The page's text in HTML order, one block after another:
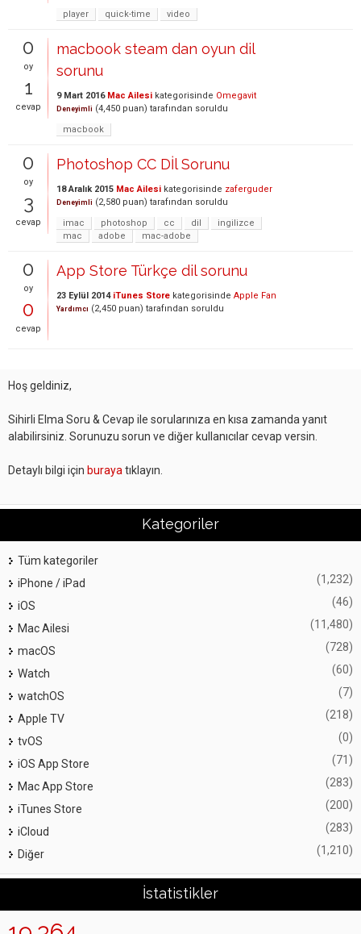
player
quick-time video
0
oy
1
cevap
macbook steam dan oyun dil
sorunu
9 Mart 2016 Mac Ailesi kategorisinde Omegavit
Deneyimli (4,450 puan) tarafından soruldu
macbook
0
oy
3
cevap
Photoshop CC Dİl Sorunu
18 Aralık 2015 Mac Ailesi kategorisinde zaferguder
Deneyimli (2,580 puan) tarafından soruldu
imac
photoshop cc dil
ingilizce
mac
adobe mac-adobe
0
oy
0
cevap
App Store Türkçe dil sorunu
23 Eylül 2014 iTunes Store kategorisinde Apple Fan
Yardımcı (2,450 puan) tarafından soruldu
Hoş geldiniz,
Sihirli Elma Soru & Cevap ile sorularınıza en kısa zamanda yanıt
alabilirsiniz. Sorunuzu sorun ve diğer kullanıcılar cevap versin.
Detaylı bilgi için buraya tıklayın.
Kategoriler
Tüm kategoriler
iPhone / iPad
(1,232)
iOS (46)
Mac Ailesi (11,480)
macOS (728)
Watch (60)
watchOS (7)
Apple TV (218)
tvOS (0)
iOS App Store (71)
Mac App Store (283)
iTunes Store (200)
iCloud (283)
Diğer (1,210)
İstatistikler